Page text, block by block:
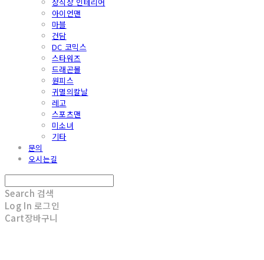
아이언맨
마블
건담
DC 코믹스
스타워즈
드래곤볼
원피스
귀멸의칼날
레고
스포츠맨
미소녀
기타
문의
오시는길
Search 검색
Log In 로그인
Cart장바구니